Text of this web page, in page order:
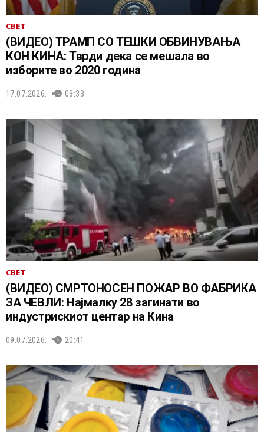
СВЕТ
(ВИДЕО) ТРАМП СО ТЕШКИ ОБВИНУВАЊА
КОН КИНА: Тврди дека се мешала во
изборите во 2020 година
17.07.2026. 08:33
СВЕТ
(ВИДЕО) СМРТОНОСЕН ПОЖАР ВО ФАБРИКА
ЗА ЧЕВЛИ: Најмалку 28 загинати во
индустрискиот центар на Кина
09.07.2026. 20:41